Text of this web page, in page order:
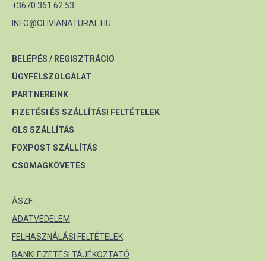
+3670 361 62 53
INFO@OLIVIANATURAL.HU
BELÉPÉS / REGISZTRÁCIÓ
ÜGYFÉLSZOLGÁLAT
PARTNEREINK
FIZETÉSI ÉS SZÁLLÍTÁSI FELTÉTELEK
GLS SZÁLLÍTÁS
FOXPOST SZÁLLÍTÁS
CSOMAGKÖVETÉS
ÁSZF
ADATVÉDELEM
FELHASZNÁLÁSI FELTÉTELEK
BANKI FIZETÉSI TÁJÉKOZTATÓ